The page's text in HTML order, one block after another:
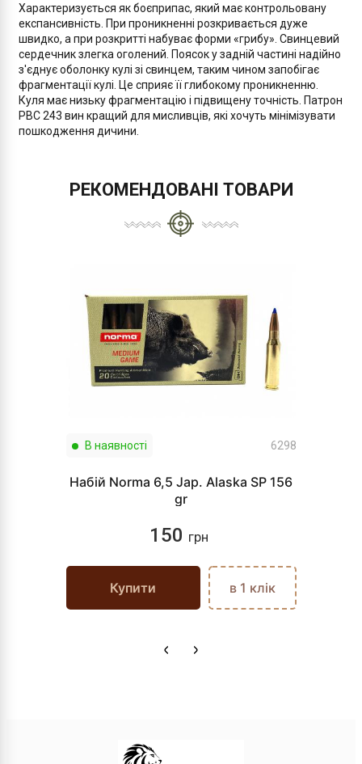
Характеризується як боєприпас, який має контрольовану
експансивність. При проникненні розкривається дуже
швидко, а при розкритті набуває форми «грибу». Свинцевий
сердечник злегка оголений. Поясок у задній частині надійно
з'єднує оболонку кулі зі свинцем, таким чином запобігає
фрагментації кулі. Це сприяє її глибокому проникненню.
Куля має низьку фрагментацію і підвищену точність. Патрон
РВС 243 вин кращий для мисливців, які хочуть мінімізувати
пошкодження дичини.
РЕКОМЕНДОВАНІ ТОВАРИ
В наявності 6298
Набій Norma 6,5 Jap. Alaska SP 156
gr
150 грн
Купити в 1 клік